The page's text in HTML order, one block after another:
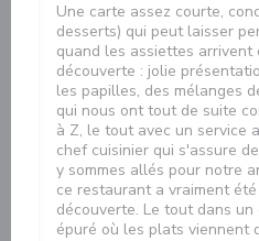
Une carte assez courte,
desserts) qui peut laisser
quand les assiettes arrivent
découverte : jolie
les papilles, des mélanges
qui nous ont tout de suite
à Z, le tout avec un service
chef cuisinier qui s'assure
y sommes allés pour notre
ce restaurant a vraiment
découverte. Le tout dans
épuré où les plats viennent